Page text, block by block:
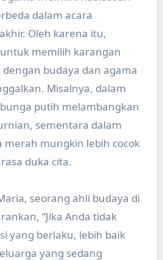
dalam acara
Oleh karena itu,
memilih karangan
budaya dan agama
Misalnya, dalam
putih melambangkan
sementara dalam
merah mungkin lebih cocok
duka cita.
seorang ahli budaya di
“Jika Anda tidak
yang berlaku, lebih baik
yang sedang